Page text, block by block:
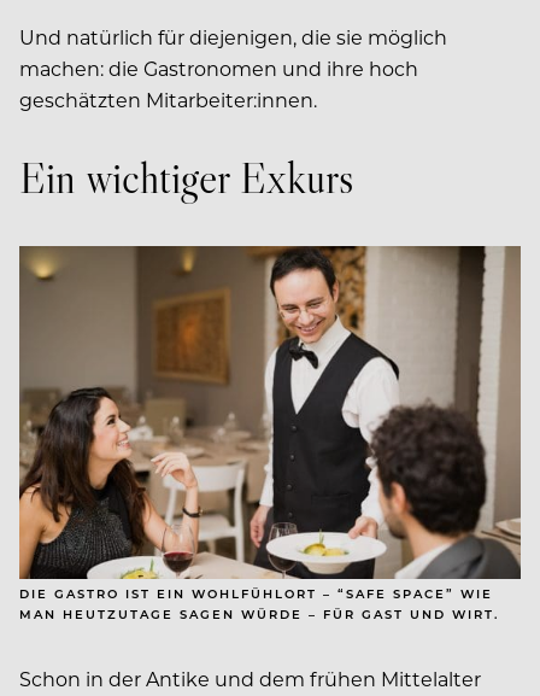
Und natürlich für diejenigen, die sie möglich
machen: die Gastronomen und ihre hoch
geschätzten Mitarbeiter:innen.
Ein wichtiger Exkurs
DIE GASTRO IST EIN WOHLFÜHLORT – “SAFE SPACE” WIE
MAN HEUTZUTAGE SAGEN WÜRDE – FÜR GAST UND WIRT.
Schon in der Antike und dem frühen Mittelalter